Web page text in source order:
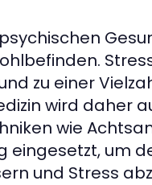
zu einer
wird daher
wie
eingesetzt, um
und Stress